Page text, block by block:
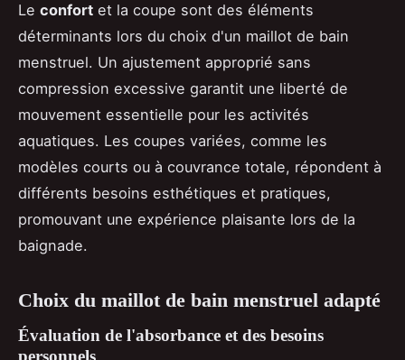
Le confort et la coupe sont des éléments
déterminants lors du choix d'un maillot de bain
menstruel. Un ajustement approprié sans
compression excessive garantit une liberté de
mouvement essentielle pour les activités
aquatiques. Les coupes variées, comme les
modèles courts ou à couvrance totale, répondent à
différents besoins esthétiques et pratiques,
promouvant une expérience plaisante lors de la
baignade.
Choix du maillot de bain menstruel adapté
Évaluation de l'absorbance et des besoins
personnels